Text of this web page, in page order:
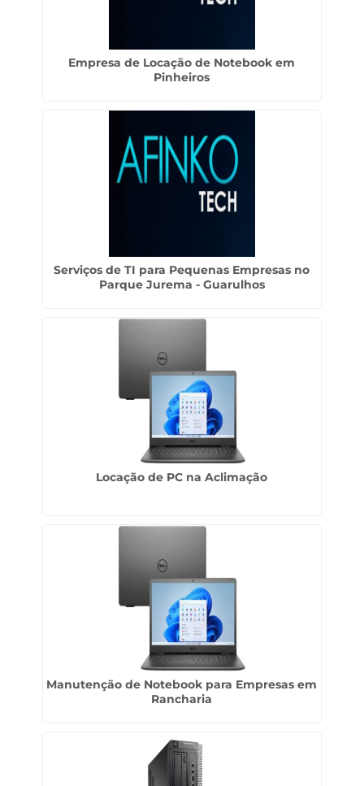
Empresa de Locação de Notebook em
Pinheiros
Serviços de TI para Pequenas Empresas no
Parque Jurema - Guarulhos
Locação de PC na Aclimação
Manutenção de Notebook para Empresas em
Rancharia